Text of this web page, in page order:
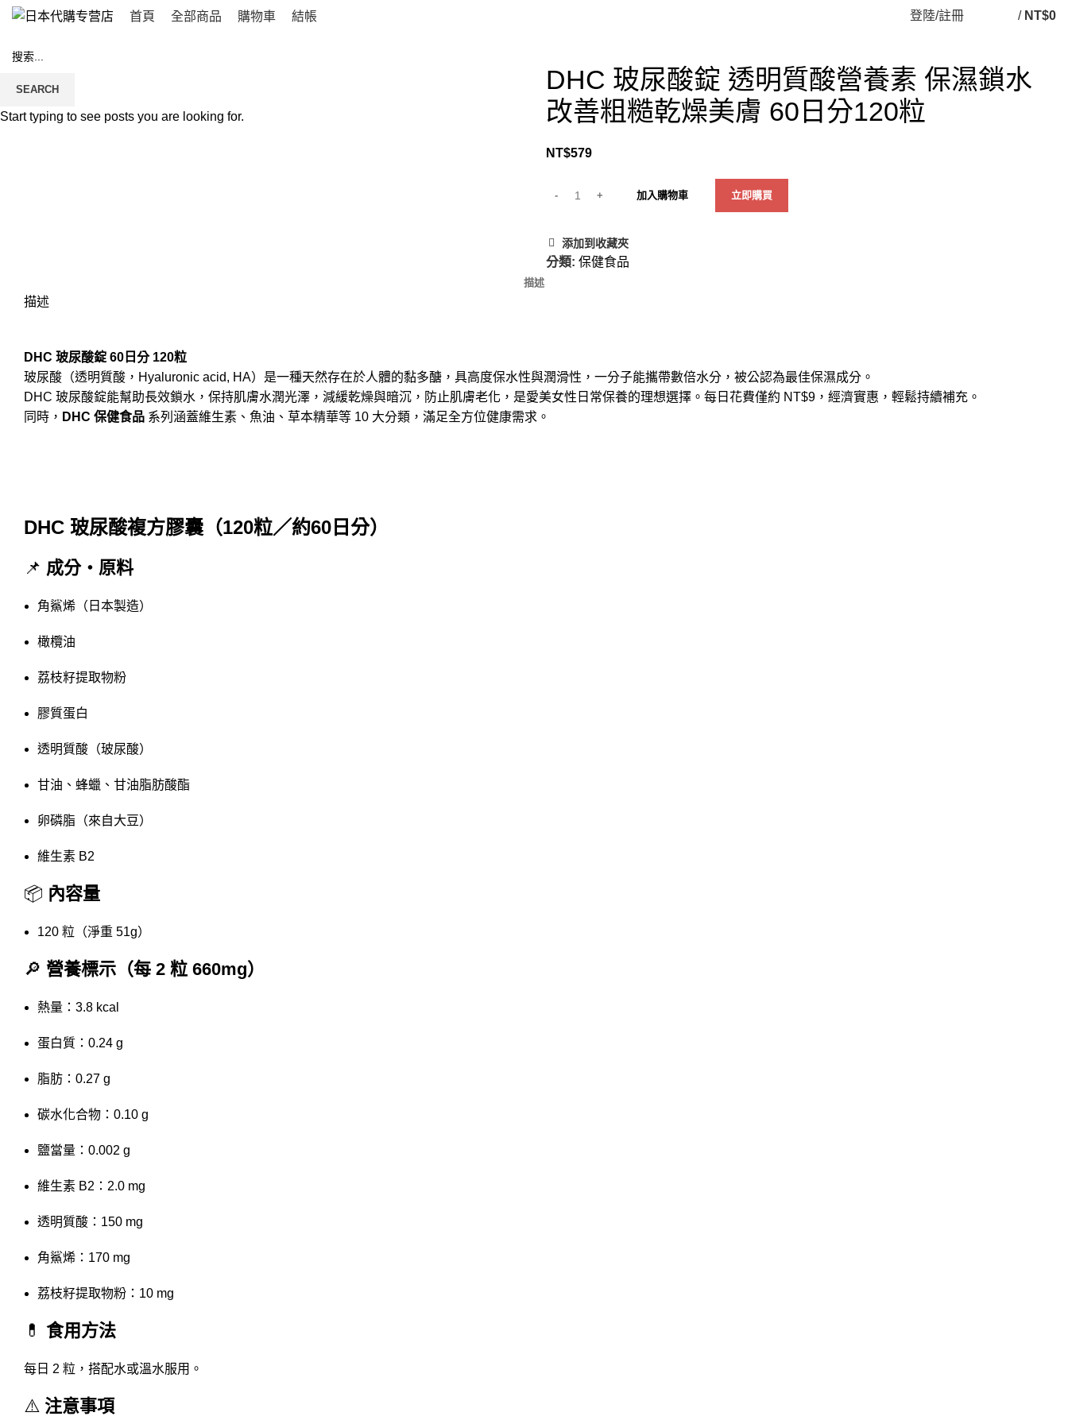
首頁 全部商品 購物車 結帳 登陸/註冊 / NT$0
DHC 玻尿酸錠 透明質酸營養素 保濕鎖水
改善粗糙乾燥美膚 60日分120粒
NT$579
加入購物車 立即購買
添加到收藏夾
分類: 保健食品
描述
描述
DHC 玻尿酸錠 60日分 120粒
玻尿酸（透明質酸，Hyaluronic acid, HA）是一種天然存在於人體的黏多醣，具高度保水性與潤滑性，一分子能攜帶數倍水分，被公認為最佳保濕成分。
DHC 玻尿酸錠能幫助長效鎖水，保持肌膚水潤光澤，減緩乾燥與暗沉，防止肌膚老化，是愛美女性日常保養的理想選擇。每日花費僅約 NT$9，經濟實惠，輕鬆持續補充。
同時， DHC 保健食品 系列涵蓋維生素、魚油、草本精華等 10 大分類，滿足全方位健康需求。
DHC 玻尿酸複方膠囊（120粒／約60日分）
📌 成分・原料
角鯊烯（日本製造）
橄欖油
荔枝籽提取物粉
膠質蛋白
透明質酸（玻尿酸）
甘油、蜂蠟、甘油脂肪酸酯
卵磷脂（來自大豆）
維生素 B2
📦 內容量
120 粒（淨重 51g）
🔎 營養標示（每 2 粒 660mg）
熱量：3.8 kcal
蛋白質：0.24 g
脂肪：0.27 g
碳水化合物：0.10 g
鹽當量：0.002 g
維生素 B2：2.0 mg
透明質酸：150 mg
角鯊烯：170 mg
荔枝籽提取物粉：10 mg
💊 食用方法
每日 2 粒，搭配水或溫水服用。
⚠️ 注意事項
SEARCH
Start typing to see posts you are looking for.